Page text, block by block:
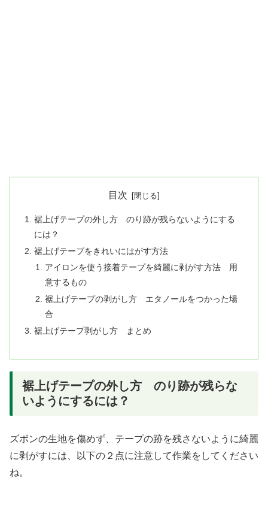
目次
裾上げテープの外し方 のり跡が残らないようにする
には？
裾上げテープをきれいにはがす方法
アイロンを使う接着テープを綺麗に剥がす方法 用
意するもの
裾上げテープの剥がし方 エタノールをつかった場
合
裾上げテープ剥がし方 まとめ
裾上げテープの外し方 のり跡が残らな
いようにするには？
ズボンの生地を傷めず、テープの跡を残さないように綺麗
に剥がすには、以下の２点に注意して作業をしてください
ね。